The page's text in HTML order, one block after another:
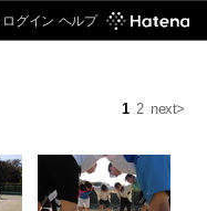
ログイン ヘルプ
1 2 next>